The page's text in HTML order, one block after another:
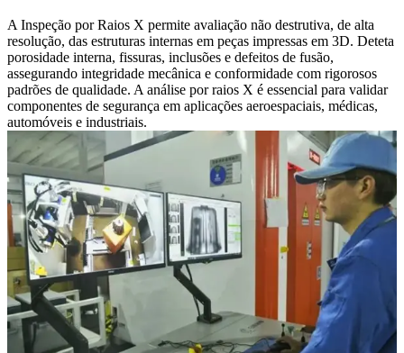
A Inspeção por Raios X permite avaliação não destrutiva, de alta
resolução, das estruturas internas em peças impressas em 3D. Deteta
porosidade interna, fissuras, inclusões e defeitos de fusão,
assegurando integridade mecânica e conformidade com rigorosos
padrões de qualidade. A análise por raios X é essencial para validar
componentes de segurança em aplicações aeroespaciais, médicas,
automóveis e industriais.